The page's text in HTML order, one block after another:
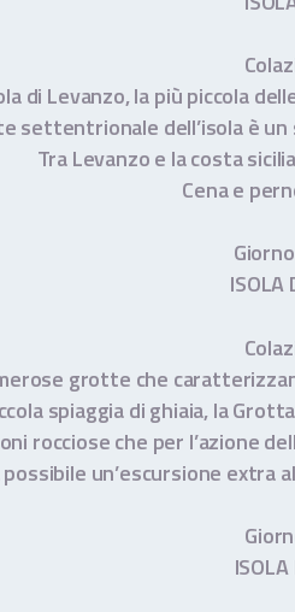
di Levanzo, la più piccola
settentrionale dell’isola è
Tra Levanzo e la costa
Cena e
ISOLA
grotte che
spiaggia di ghiaia, la
rocciose che per l’azione
un’escursione extra